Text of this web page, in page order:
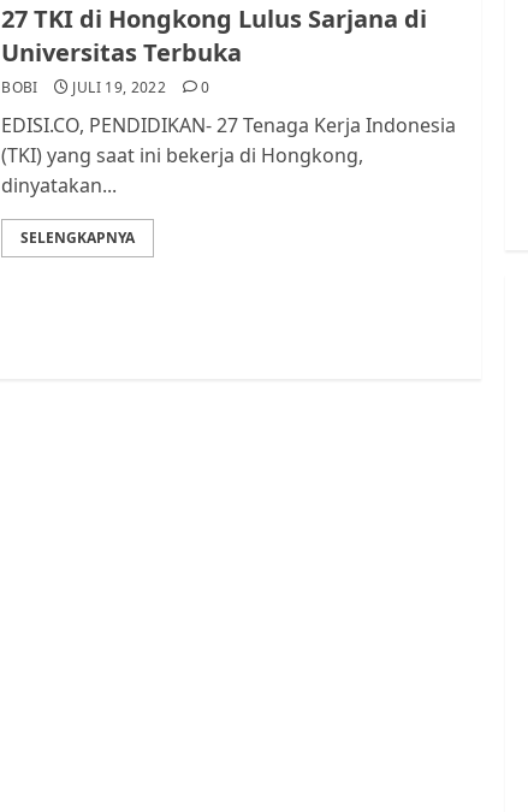
27 TKI di Hongkong Lulus Sarjana di
Universitas Terbuka
BOBI JULI 19, 2022 0
EDISI.CO, PENDIDIKAN- 27 Tenaga Kerja Indonesia
(TKI) yang saat ini bekerja di Hongkong,
dinyatakan...
SELENGKAPNYA